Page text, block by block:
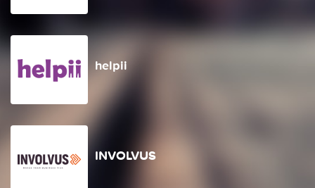
helpii
INVOLVUS